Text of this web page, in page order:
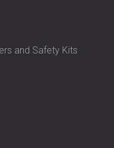
and Safety Kits